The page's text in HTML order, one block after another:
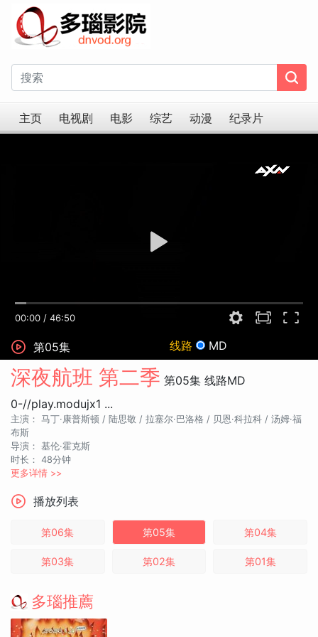
主页 电视剧 电影 综艺 动漫 纪录片
00:00 / 46:50
第05集 线路 MD
深夜航班 第二季 第05集 线路MD
0-//play.modujx1 ...
主演： 马丁·康普斯顿 / 陆思敬 / 拉塞尔·巴洛格 / 贝恩·科拉科 / 汤姆·福
布斯
导演： 基伦·霍克斯
时长： 48分钟
更多详情 >>
播放列表
第06集 第05集 第04集
第03集 第02集 第01集
多瑙推薦